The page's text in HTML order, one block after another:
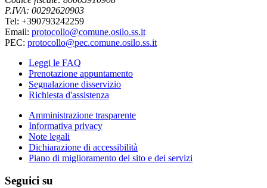
P.IVA: 00292620903
Tel: +390793242259
Email: protocollo@comune.osilo.ss.it
PEC: protocollo@pec.comune.osilo.ss.it
Leggi le FAQ
Prenotazione appuntamento
Segnalazione disservizio
Richiesta d'assistenza
Amministrazione trasparente
Informativa privacy
Note legali
Dichiarazione di accessibilità
Piano di miglioramento del sito e dei servizi
Seguici su